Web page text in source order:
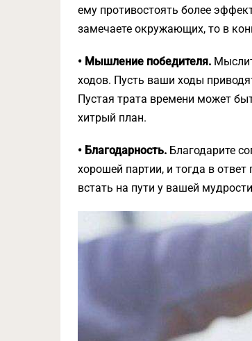
ему противостоять более
замечаете окружающих, то в
• Мышление победителя.
ходов. Пусть ваши ходы
Пустая трата времени может
хитрый план.
• Благодарность. Благодарите
хорошей партии, и тогда в
встать на пути у вашей